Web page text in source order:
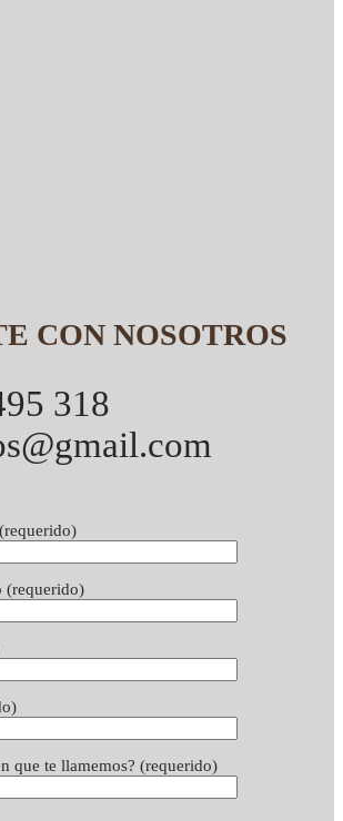
CON NOSOTROS
318
(requerido)
que te llamemos? (requerido)